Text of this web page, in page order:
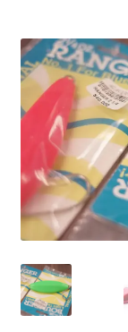
Quienes Somos
Contacto